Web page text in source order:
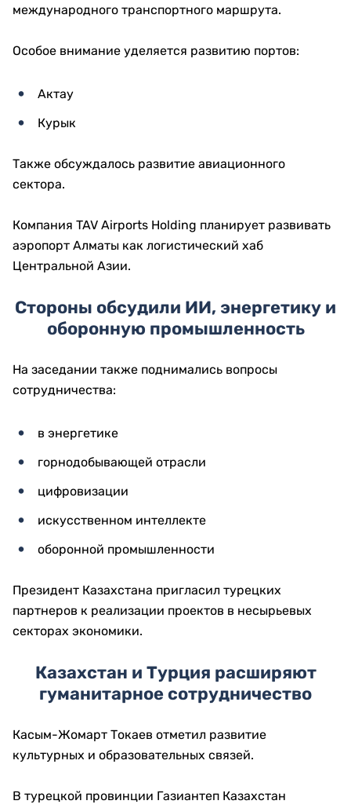
международного транспортного маршрута.
Особое внимание уделяется развитию портов:
Актау
Курык
Также обсуждалось развитие авиационного
сектора.
Компания TAV Airports Holding планирует развивать
аэропорт Алматы как логистический хаб
Центральной Азии.
Стороны обсудили ИИ, энергетику и
оборонную промышленность
На заседании также поднимались вопросы
сотрудничества:
в энергетике
горнодобывающей отрасли
цифровизации
искусственном интеллекте
оборонной промышленности
Президент Казахстана пригласил турецких
партнеров к реализации проектов в несырьевых
секторах экономики.
Казахстан и Турция расширяют
гуманитарное сотрудничество
Касым-Жомарт Токаев отметил развитие
культурных и образовательных связей.
В турецкой провинции Газиантеп Казахстан